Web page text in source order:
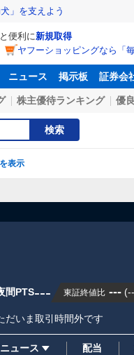
」を支えよう
便利に新規取得
ヤフーショッピングなら「
ニュース 掲示板 証券会
株主優待ランキング 優
検索
表示
間PTS--- 東証終値比 --- (
だいま取引時間外です
ュース 配当